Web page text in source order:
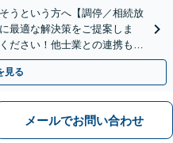
うという方へ【調停／相続放
最適な解決策をご提案しま
ださい！他士業との連携も可
見る
メールでお問い合わせ